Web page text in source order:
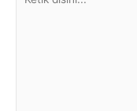
disini...